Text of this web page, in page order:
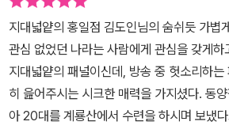
상처가 있던 과거를 떠올려 영화처럼 재생하
자체를 덮어두기 보다 관찰자로서 사건의
시도하는 과정에서 치유가 될 수 있다는 것
해하면 용서할 수 있는 마음이 생길 수 있지
더 고통스럽게 할 뿐입니다. 중략...아는 것
수 있습니다.' p.96둘째, 몸의 반응을 배워
지대넓얕의 홍일점 김도인님의 숨쉬듯 가볍
관심 없었던 나라는 사람에게 관심을 갖게
지대넓얕의 패널이신데, 방송 중 헛소리하
히 읊어주시는 시크한 매력을 가지셨다. 동
아 20대를 계룡산에서 수련을 하시며 보냈